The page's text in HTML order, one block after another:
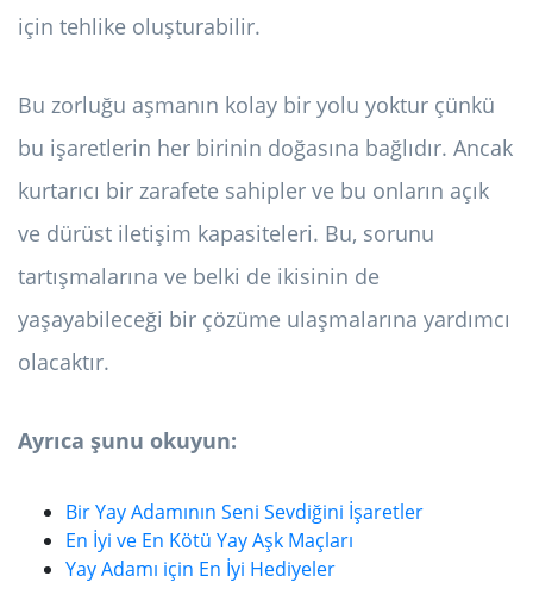
için tehlike oluşturabilir.
Bu zorluğu aşmanın kolay bir yolu yoktur çünkü
bu işaretlerin her birinin doğasına bağlıdır. Ancak
kurtarıcı bir zarafete sahipler ve bu onların açık
ve dürüst iletişim kapasiteleri. Bu, sorunu
tartışmalarına ve belki de ikisinin de
yaşayabileceği bir çözüme ulaşmalarına yardımcı
olacaktır.
Ayrıca şunu okuyun:
Bir Yay Adamının Seni Sevdiğini İşaretler
En İyi ve En Kötü Yay Aşk Maçları
Yay Adamı için En İyi Hediyeler